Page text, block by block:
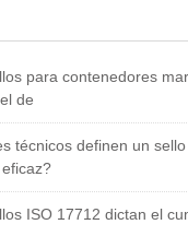
para contenedores
de
técnicos definen un
ISO 17712 dictan el